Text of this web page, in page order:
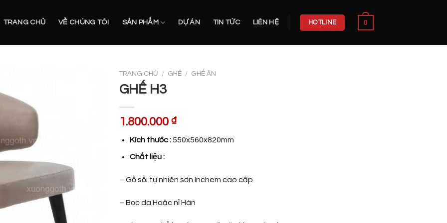
TRANG CHỦ VỀ CHÚNG TÔI SẢN PHẨM DỰ ÁN TIN TỨC LIÊN HỆ HOTLINE 0
TRANG CHỦ / GHẾ / GHẾ ĂN
GHẾ H3
1.800.000 ₫
Kích thước :550x560x820mm
Chất liệu :
– Gỗ sồi tự nhiên sơn Inchem cao cấp
– Bọc da Hoặc nỉ Hàn